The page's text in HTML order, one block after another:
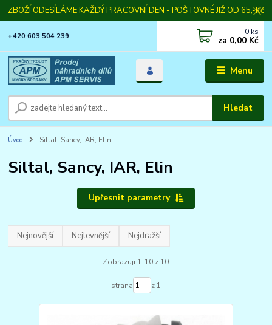
ZBOŽÍ ODESÍLÁME KAŽDÝ PRACOVNÍ DEN - POŠTOVNÉ JIŽ OD 65,-Kč
Menu
Hledat
+420 603 504 239 0 ks
za 0,00 Kč
Úvod Siltal, Sancy, IAR, Elin
Siltal, Sancy, IAR, Elin
Upřesnit parametry
Nejnovější Nejlevnější Nejdražší
Zobrazuji 1-10 z 10
strana z 1